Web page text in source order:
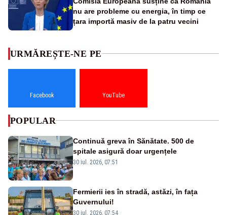
nu are probleme cu energia, în timp ce
țara importă masiv de la patru vecini
URMĂREȘTE-NE PE
Facebook YouTube
POPULAR
Continuă greva în Sănătate. 500 de
spitale asigură doar urgențele
30 iul. 2026, 07:51
Fermierii ies în stradă, astăzi, în fața
Guvernului!
30 iul. 2026, 07:54